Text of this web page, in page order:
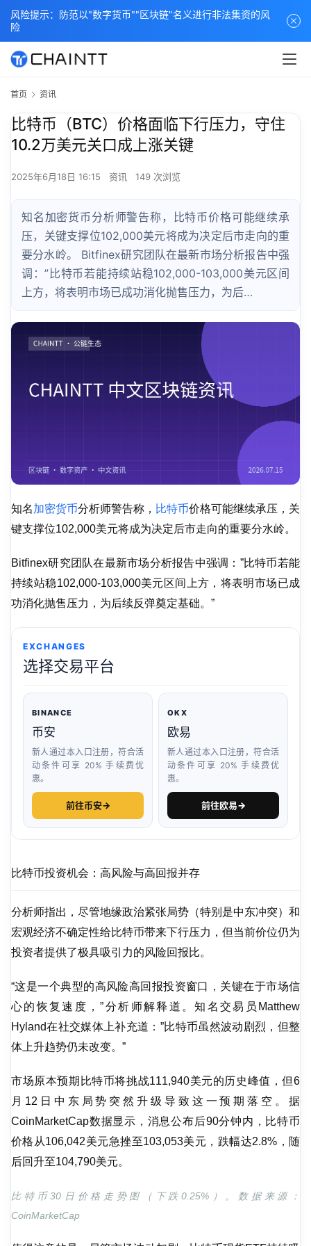
首页 资讯
比特币（BTC）价格面临下行压力，守住
10.2万美元关口成上涨关键
2025年6月18日 16:15 资讯 149 次浏览
知名加密货币分析师警告称，比特币价格可能继续承
压，关键支撑位102,000美元将成为决定后市走向的重
要分水岭。 Bitfinex研究团队在最新市场分析报告中强
调：”比特币若能持续站稳102,000-103,000美元区间
上方，将表明市场已成功消化抛售压力，为后…
知名加密货币分析师警告称， 比特币价格可能继续承压，关
键支撑位102,000美元将成为决定后市走向的重要分水岭。
Bitfinex研究团队在最新市场分析报告中强调：”比特币若能
持续站稳102,000-103,000美元区间上方，将表明市场已成
功消化抛售压力，为后续反弹奠定基础。”
EXCHANGES
选择交易平台
BINANCE
币安
新人通过本入口注册，符合活
动条件可享 20% 手续费优
惠。
前往币安→
OKX
欧易
新人通过本入口注册，符合活
动条件可享 20% 手续费优
惠。
前往欧易→
比特币投资机会：高风险与高回报并存
分析师指出，尽管地缘政治紧张局势（特别是中东冲突）和
宏观经济不确定性给比特币带来下行压力，但当前价位仍为
投资者提供了极具吸引力的风险回报比。
“这是一个典型的高风险高回报投资窗口，关键在于市场信
心的恢复速度，”分析师解释道。知名交易员Matthew
Hyland在社交媒体上补充道：”比特币虽然波动剧烈，但整
体上升趋势仍未改变。”
市场原本预期比特币将挑战111,940美元的历史峰值，但6
月12日中东局势突然升级导致这一预期落空。据
CoinMarketCap数据显示，消息公布后90分钟内，比特币
价格从106,042美元急挫至103,053美元，跌幅达2.8%，随
后回升至104,790美元。
比特币30日价格走势图（下跌0.25%）。数据来源：
CoinMarketCap
风险提示：防范以"数字货币""区块链"名义进行非法集资的风
险